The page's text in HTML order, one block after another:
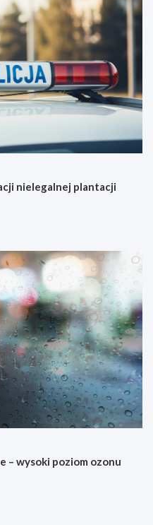
nielegalnej plantacji
– wysoki poziom ozonu